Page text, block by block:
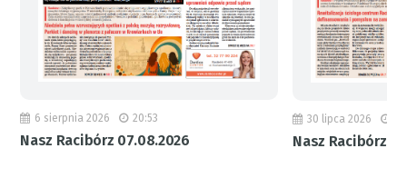
6 sierpnia 2026 20:53
Nasz Racibórz 07.08.2026
30 lipca 2026
Nasz Racibórz